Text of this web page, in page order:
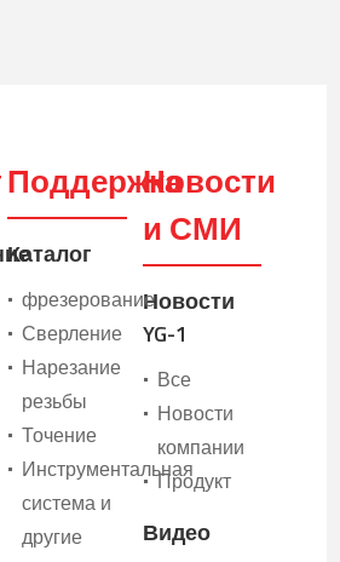
Поддержка
Каталог
• фрезерование
• Сверление
• Нарезание
резьбы
• Точение
• Инструментальная
система и
другие
Новости
и СМИ
Новости
YG-1
• Все
• Новости
компании
• Продукт
Видео